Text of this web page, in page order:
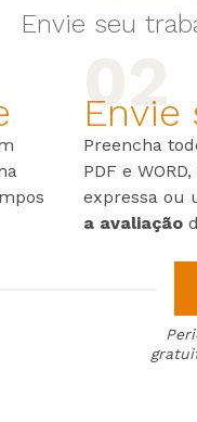
Envie seu
Preencha
PDF e
expressa ou
a avaliação